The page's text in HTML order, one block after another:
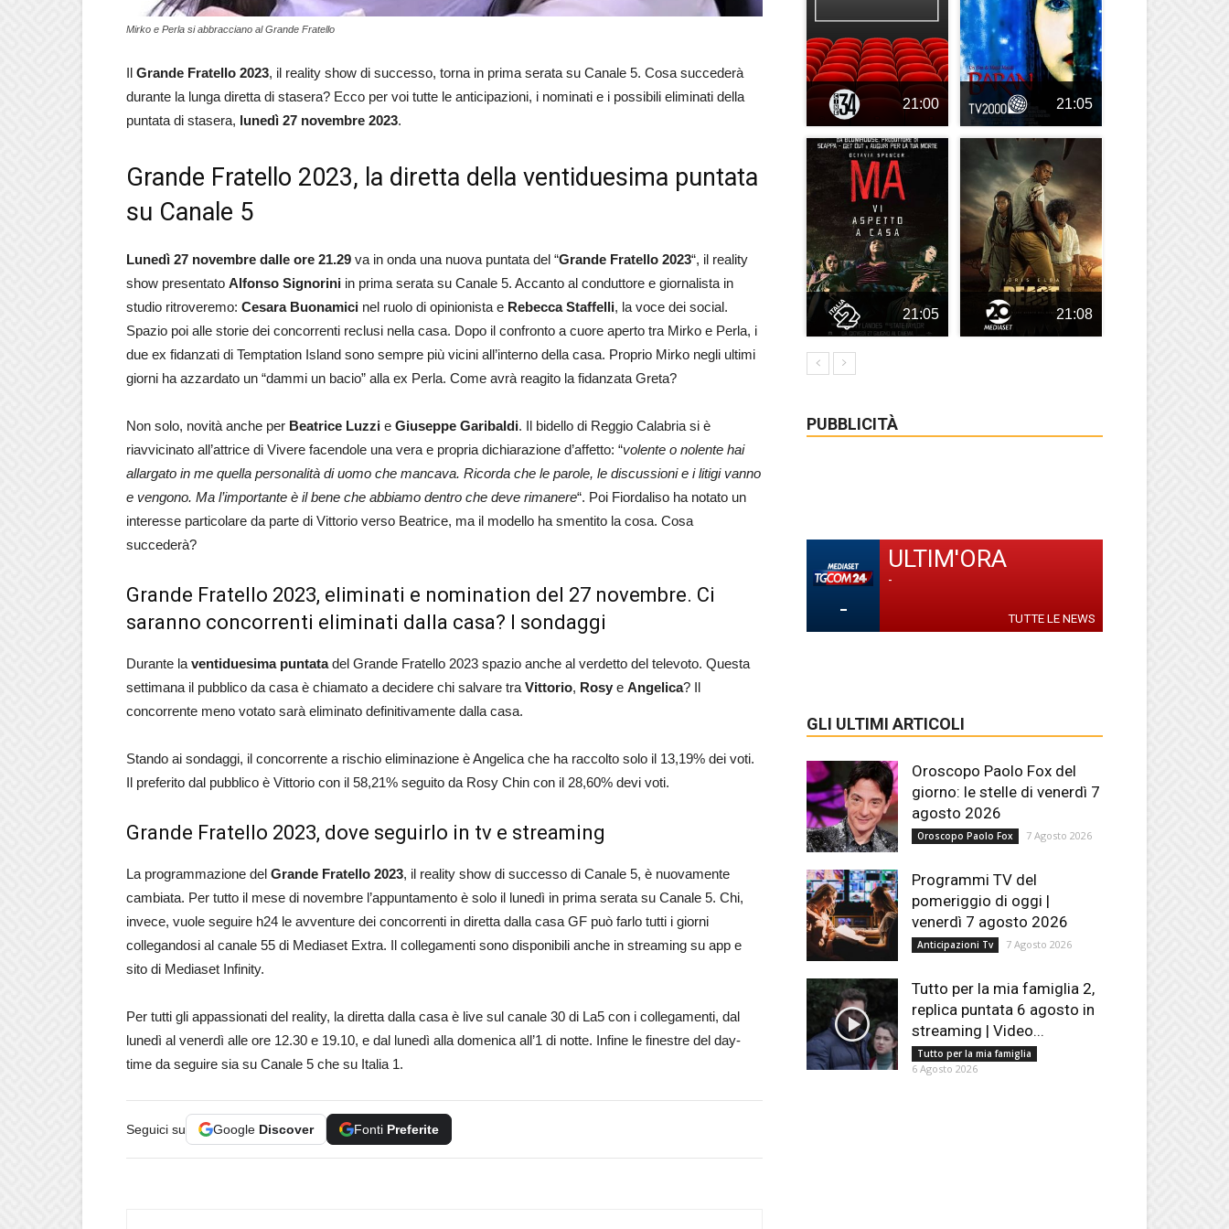
Mirko e Perla si abbracciano al Grande Fratello
Il Grande Fratello 2023, il reality show di successo, torna in prima serata su Canale 5. Cosa succederà
durante la lunga diretta di stasera? Ecco per voi tutte le anticipazioni, i nominati e i possibili eliminati della
puntata di stasera, lunedì 27 novembre 2023.
Grande Fratello 2023, la diretta della ventiduesima puntata
su Canale 5
Lunedì 27 novembre dalle ore 21.29 va in onda una nuova puntata del “Grande Fratello 2023“, il reality
show presentato Alfonso Signorini in prima serata su Canale 5. Accanto al conduttore e giornalista in
studio ritroveremo: Cesara Buonamici nel ruolo di opinionista e Rebecca Staffelli, la voce dei social.
Spazio poi alle storie dei concorrenti reclusi nella casa. Dopo il confronto a cuore aperto tra Mirko e Perla, i
due ex fidanzati di Temptation Island sono sempre più vicini all’interno della casa. Proprio Mirko negli ultimi
giorni ha azzardato un “dammi un bacio” alla ex Perla. Come avrà reagito la fidanzata Greta?
Non solo, novità anche per Beatrice Luzzi e Giuseppe Garibaldi. Il bidello di Reggio Calabria si è
riavvicinato all’attrice di Vivere facendole una vera e propria dichiarazione d’affetto: “volente o nolente hai
allargato in me quella personalità di uomo che mancava. Ricorda che le parole, le discussioni e i litigi vanno
e vengono. Ma l’importante è il bene che abbiamo dentro che deve rimanere“. Poi Fiordaliso ha notato un
interesse particolare da parte di Vittorio verso Beatrice, ma il modello ha smentito la cosa. Cosa
succederà?
Grande Fratello 2023, eliminati e nomination del 27 novembre. Ci
saranno concorrenti eliminati dalla casa? I sondaggi
Durante la ventiduesima puntatadel Grande Fratello 2023 spazio anche al verdetto del televoto. Questa
settimana il pubblico da casa è chiamato a decidere chi salvare tra Vittorio, Rosy e Angelica? Il
concorrente meno votato sarà eliminato definitivamente dalla casa.
Stando ai sondaggi, il concorrente a rischio eliminazione è Angelica che ha raccolto solo il 13,19% dei voti.
Il preferito dal pubblico è Vittorio con il 58,21% seguito da Rosy Chin con il 28,60% devi voti.
Grande Fratello 2023, dove seguirlo in tv e streaming
La programmazione del Grande Fratello 2023, il reality show di successo di Canale 5, è nuovamente
cambiata. Per tutto il mese di novembre l’appuntamento è solo il lunedì in prima serata su Canale 5. Chi,
invece, vuole seguire h24 le avventure dei concorrenti in diretta dalla casa GF può farlo tutti i giorni
collegandosi al canale 55 di Mediaset Extra. Il collegamenti sono disponibili anche in streaming su app e
sito di Mediaset Infinity.
Per tutti gli appassionati del reality, la diretta dalla casa è live sul canale 30 di La5 con i collegamenti, dal
lunedì al venerdì alle ore 12.30 e 19.10, e dal lunedì alla domenica all’1 di notte. Infine le finestre del day-
time da seguire sia su Canale 5 che su Italia 1.
Seguici su Google Discover Fonti Preferite
21:00 21:05
21:05 21:08
PUBBLICITÀ
-
ULTIM'ORA
-
TUTTE LE NEWS
GLI ULTIMI ARTICOLI
Oroscopo Paolo Fox del
giorno: le stelle di venerdì 7
agosto 2026
Oroscopo Paolo Fox 7 Agosto 2026
Programmi TV del
pomeriggio di oggi |
venerdì 7 agosto 2026
Anticipazioni Tv 7 Agosto 2026
Tutto per la mia famiglia 2,
replica puntata 6 agosto in
streaming | Video...
Tutto per la mia famiglia
6 Agosto 2026